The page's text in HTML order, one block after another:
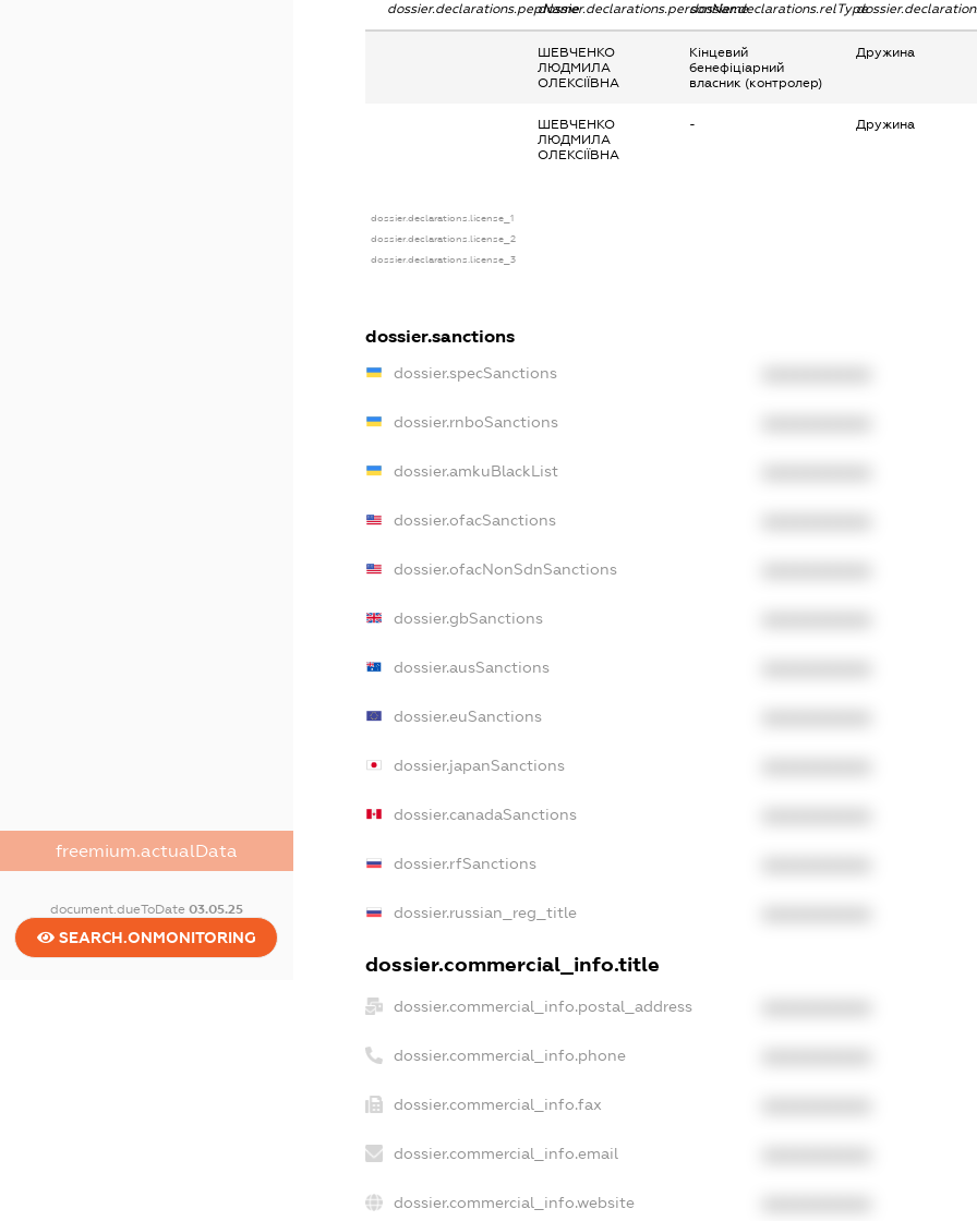
freemium.actualData
document.dueToDate 03.05.25
SEARCH.ONMONITORING
dossier.declarations.pepNamedossier.declarations.personNamedossier.declarations.relType
ШЕВЧЕНКО
ЛЮДМИЛА
ОЛЕКСІЇВНА
Кінцевий
бенефіціарний
власник (контролер)
Дружина
ШЕВЧЕНКО
ЛЮДМИЛА
ОЛЕКСІЇВНА
- Дружина
dossier.declarations.license_1
dossier.declarations.license_2
dossier.declarations.license_3
dossier.sanctions
dossier.specSanctions
dossier.rnboSanctions
dossier.amkuBlackList
dossier.ofacSanctions
dossier.ofacNonSdnSanctions
dossier.gbSanctions
dossier.ausSanctions
dossier.euSanctions
dossier.japanSanctions
dossier.canadaSanctions
dossier.rfSanctions
dossier.russian_reg_title
dossier.commercial_info.title
dossier.commercial_info.postal_address
dossier.commercial_info.phone
dossier.commercial_info.fax
dossier.commercial_info.email
dossier.commercial_info.website